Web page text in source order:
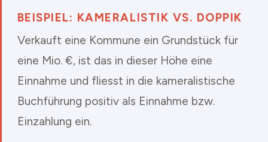
BEISPIEL: KAMERALISTIK VS. DOPPIK
Verkauft eine Kommune ein Grundstück für
eine Mio. €, ist das in dieser Höhe eine
Einnahme und fliesst in die kameralistische
Buchführung positiv als Einnahme bzw.
Einzahlung ein.